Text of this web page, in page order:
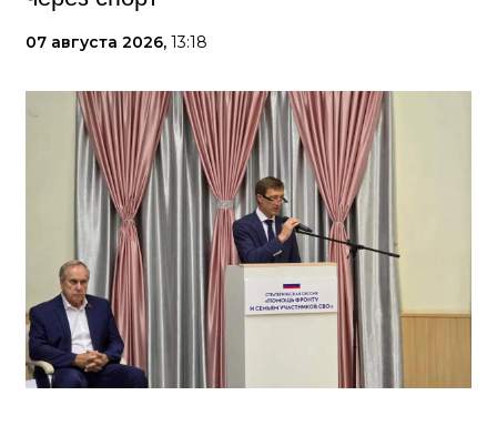
07 августа 2026, 13:18